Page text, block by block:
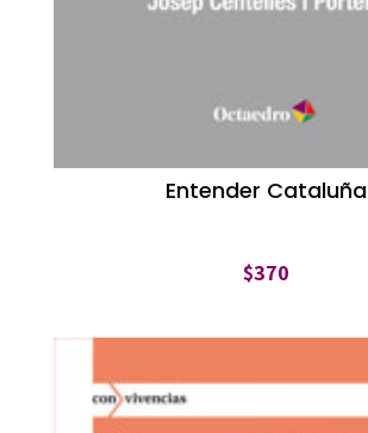
Entender Cataluña
$370